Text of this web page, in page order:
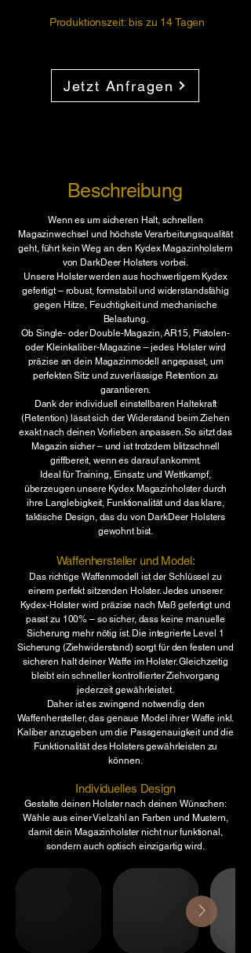
Produktionszeit: bis zu 14 Tagen
Jetzt Anfragen
Beschreibung
Wenn es um sicheren Halt, schnellen
Magazinwechsel und höchste Verarbeitungsqualität
geht, führt kein Weg an den Kydex Magazinholstern
von DarkDeer Holstersvorbei.
Unsere Holster werden aus hochwertigem Kydex
gefertigt – robust, formstabil und widerstandsfähig
gegen Hitze, Feuchtigkeit und mechanische
Belastung.
Ob Single- oder Double-Magazin, AR15, Pistolen-
oder Kleinkaliber-Magazine – jedes Holster wird
präzise an dein Magazinmodell angepasst, um
perfekten Sitz und zuverlässige Retention zu
garantieren.
Dank der individuell einstellbaren Haltekraft
(Retention) lässt sich der Widerstand beim Ziehen
exakt nach deinen Vorlieben anpassen. So sitzt das
Magazin sicher – und ist trotzdem blitzschnell
griffbereit, wenn es darauf ankommt.
Ideal für Training, Einsatz und Wettkampf,
überzeugen unsere Kydex Magazinholster durch
ihre Langlebigkeit, Funktionalität und das klare,
taktische Design, das du von DarkDeer Holsters
gewohnt bist.
Waffenhersteller und Model:
Das richtige Waffenmodell ist der Schlüssel zu
einem perfekt sitzenden Holster. Jedes unserer
Kydex-Holster wird präzise nach Maß gefertigt und
passt zu 100% – so sicher, dass keine manuelle
Sicherung mehr nötig ist. Die integrierte Level 1
Sicherung (Ziehwiderstand) sorgt für den festen und
sicheren halt deiner Waffe im Holster. Gleichzeitig
bleibt ein schneller kontrollierter Ziehvorgang
jederzeit gewährleistet.
Daher ist es zwingend notwendig den
Waffenhersteller, das genaue Model ihrer Waffe inkl.
Kaliber anzugeben um die Passgenauigkeit und die
Funktionalität des Holsters gewährleisten zu
können.
Individuelles Design
Gestalte deinen Holster nach deinen Wünschen:
Wähle aus einer Vielzahl an Farben und Mustern,
damit dein Magazinholster nicht nur funktional,
sondern auch optisch einzigartig wird.